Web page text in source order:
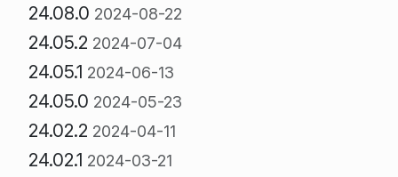
24.08.0 2024-08-22
24.05.2 2024-07-04
24.05.1 2024-06-13
24.05.0 2024-05-23
24.02.2 2024-04-11
24.02.1 2024-03-21